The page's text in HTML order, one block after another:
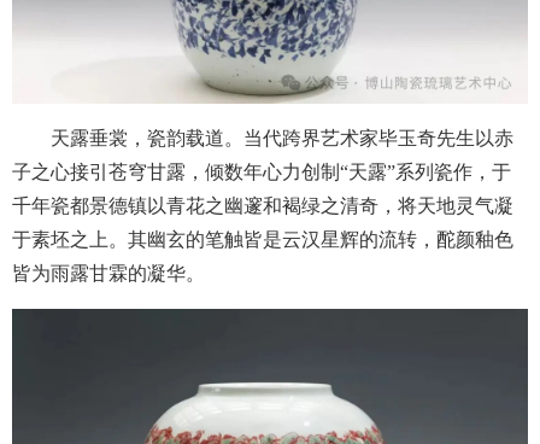
天露垂裳，瓷韵载道。当代跨界艺术家毕玉奇先生以赤
子之心接引苍穹甘露，倾数年心力创制“天露”系列瓷作，于
千年瓷都景德镇以青花之幽邃和褐绿之清奇，将天地灵气凝
于素坯之上。其幽玄的笔触皆是云汉星辉的流转，酡颜釉色
皆为雨露甘霖的凝华。